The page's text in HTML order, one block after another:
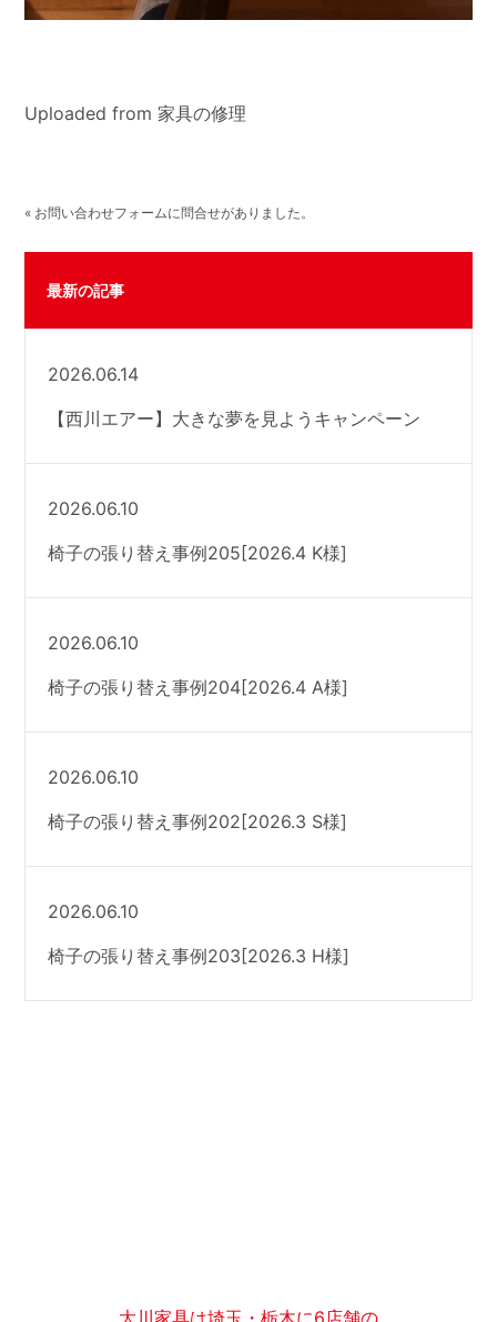
Uploaded from 家具の修理
« お問い合わせフォームに問合せがありました。
最新の記事
2026.06.14
【西川エアー】大きな夢を見ようキャンペーン
2026.06.10
椅子の張り替え事例205[2026.4 K様]
2026.06.10
椅子の張り替え事例204[2026.4 A様]
2026.06.10
椅子の張り替え事例202[2026.3 S様]
2026.06.10
椅子の張り替え事例203[2026.3 H様]